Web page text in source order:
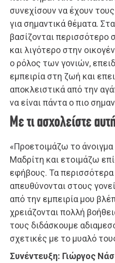
συνεχίσουν να έχουν
για σημαντικά θέματα.
βασίζονται περισσότερο
και λιγότερο στην
ο ρόλος των γονιών,
εμπειρία στη ζωή και
αποκλειστικά από την
να είναι πάντα ο πιο
Με τι ασχολείστε
«Προετοιμάζω το άνοιγμα
Μαδρίτη και ετοιμάζω
εφήβους. Τα περισσότερα
απευθύνονται στους
από την εμπειρία μου
χρειάζονται πολλή
τους διδάσκουμε
σχετικές με το μυαλό
Συνέντευξη: Γιώργος